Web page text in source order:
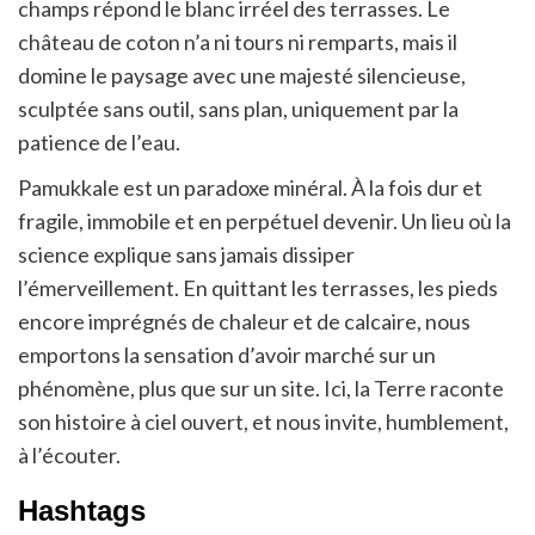
champs répond le blanc irréel des terrasses. Le
château de coton n’a ni tours ni remparts, mais il
domine le paysage avec une majesté silencieuse,
sculptée sans outil, sans plan, uniquement par la
patience de l’eau.
Pamukkale est un paradoxe minéral. À la fois dur et
fragile, immobile et en perpétuel devenir. Un lieu où la
science explique sans jamais dissiper
l’émerveillement. En quittant les terrasses, les pieds
encore imprégnés de chaleur et de calcaire, nous
emportons la sensation d’avoir marché sur un
phénomène, plus que sur un site. Ici, la Terre raconte
son histoire à ciel ouvert, et nous invite, humblement,
à l’écouter.
Hashtags